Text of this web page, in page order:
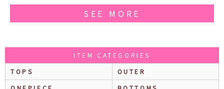
SEE MORE
ITEM CATEGORIES
TOPS
OUTER